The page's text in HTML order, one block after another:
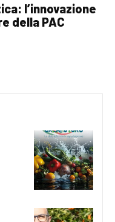
l’innovazione
della PAC